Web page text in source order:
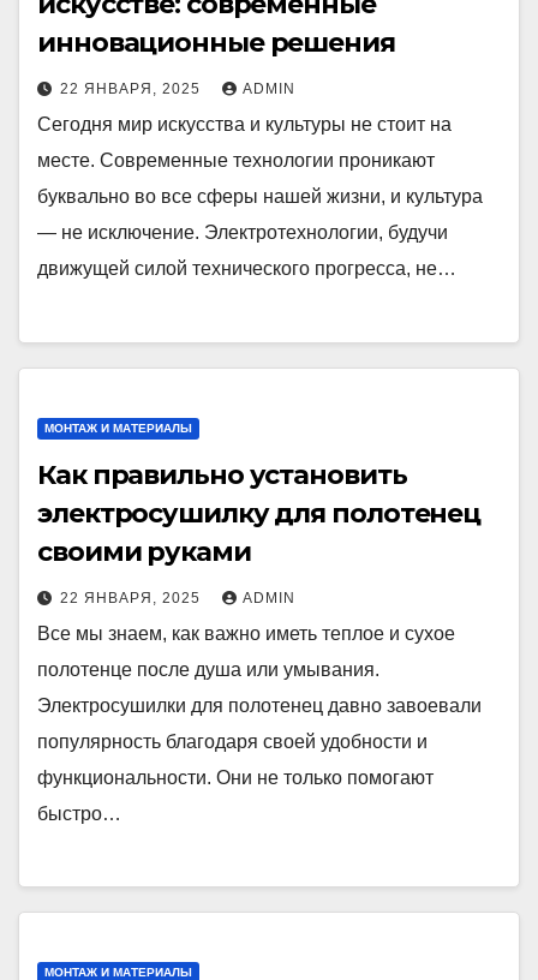
инновационные решения
22 ЯНВАРЯ, 2025 ADMIN
Сегодня мир искусства и культуры не стоит на
месте. Современные технологии проникают
буквально во все сферы нашей жизни, и культура
— не исключение. Электротехнологии, будучи
движущей силой технического прогресса, не…
МОНТАЖ И МАТЕРИАЛЫ
Как правильно установить
электросушилку для полотенец
своими руками
22 ЯНВАРЯ, 2025 ADMIN
Все мы знаем, как важно иметь теплое и сухое
полотенце после душа или умывания.
Электросушилки для полотенец давно завоевали
популярность благодаря своей удобности и
функциональности. Они не только помогают
быстро…
МОНТАЖ И МАТЕРИАЛЫ